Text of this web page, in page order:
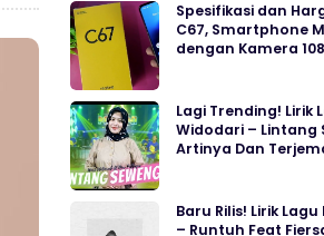
Spesifikasi dan
C67, Smartphone
dengan Kamera
Lagi Trending! Lirik
Widodari – Lintang
Artinya Dan
Baru Rilis! Lirik
– Runtuh Feat